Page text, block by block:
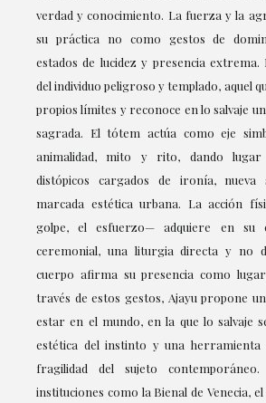
verdad y conocimiento. La fuerza y la
su práctica no como gestos de
estados de lucidez y presencia extrema.
del individuo peligroso y templado, aquel
propios límites y reconoce en lo salvaje
sagrada. El tótem actúa como eje
animalidad, mito y rito, dando
distópicos cargados de ironía, nueva
marcada estética urbana. La acción
golpe, el esfuerzo— adquiere en su
ceremonial, una liturgia directa y no
cuerpo afirma su presencia como
través de estos gestos, Ajayu propone
estar en el mundo, en la que lo salvaje
estética del instinto y una
fragilidad del sujeto
instituciones como la Bienal de Venecia,